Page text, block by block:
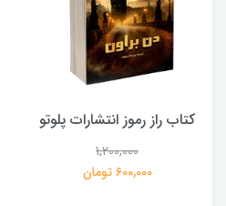
کتاب راز رموز انتشارات پلوتو
1,200,000
600,000 تومان